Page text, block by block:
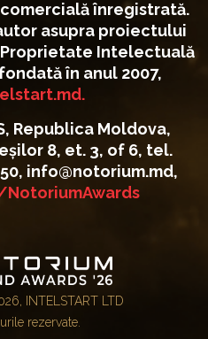
înregistrată.
asupra proiectului
Intelectuală
în anul 2007,
Republica Moldova,
8, et. 3, of 6, tel.
info@notorium.md,
INTELSTART LTD
rezervate.